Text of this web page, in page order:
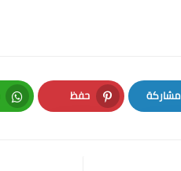
مشاركة
LinkedIn
حفظ
Pinterest